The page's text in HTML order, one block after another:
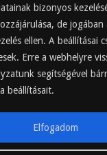
bizonyos
de
ellen. A beállításai
Erre a webhelyre
segítségével
beállításait.
Elfogadom
Almaecet – Teljes
2025.10.14.
cégeknek –